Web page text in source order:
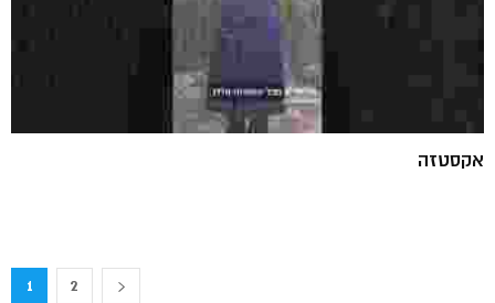
אקסטזה
1 2